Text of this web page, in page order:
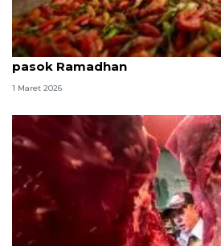
Bapanas pangan strategis
pasok Ramadhan
1 Maret 2026